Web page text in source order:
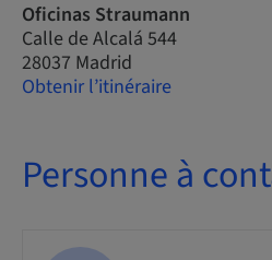
Oficinas Straumann
Calle de Alcalá 544
28037 Madrid
Obtenir l’itinéraire
Personne à